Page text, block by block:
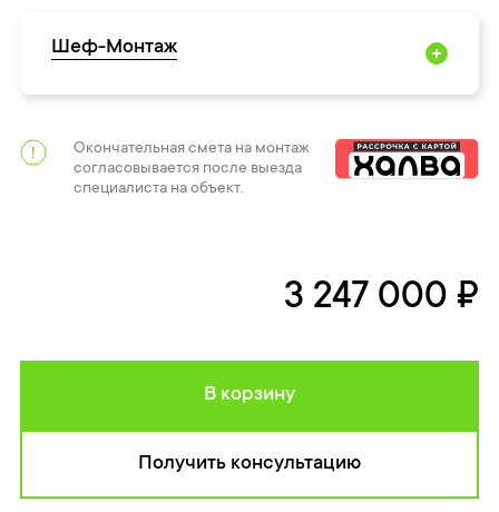
Шеф-Монтаж
Окончательная смета на монтаж
согласовывается после выезда
специалиста на объект.
3 247 000 ₽
В корзину
Получить консультацию